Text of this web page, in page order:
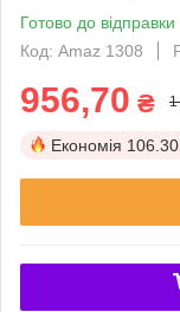
Готово до відправки
Код: Amaz 1308
956,70 ₴ 1
Економія